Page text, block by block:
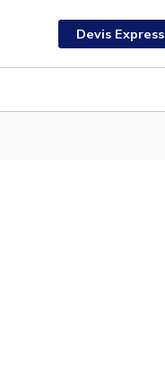
Devis Express